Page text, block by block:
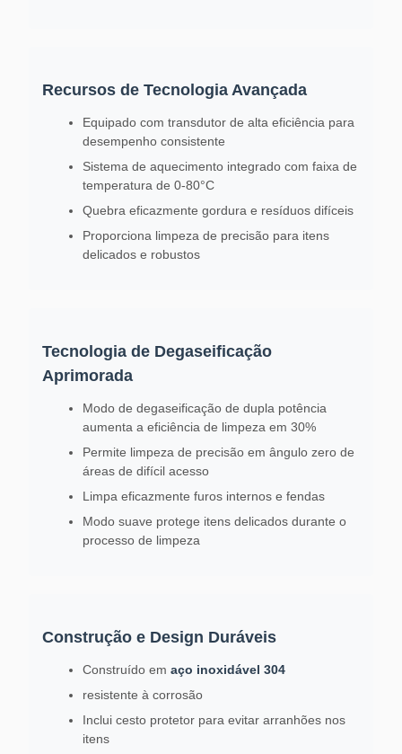
Recursos de Tecnologia Avançada
Equipado com transdutor de alta eficiência para
desempenho consistente
Sistema de aquecimento integrado com faixa de
temperatura de 0-80°C
Quebra eficazmente gordura e resíduos difíceis
Proporciona limpeza de precisão para itens
delicados e robustos
Tecnologia de Degaseificação
Aprimorada
Modo de degaseificação de dupla potência
aumenta a eficiência de limpeza em 30%
Permite limpeza de precisão em ângulo zero de
áreas de difícil acesso
Limpa eficazmente furos internos e fendas
Modo suave protege itens delicados durante o
processo de limpeza
Construção e Design Duráveis
Construído em aço inoxidável 304
resistente à corrosão
Inclui cesto protetor para evitar arranhões nos
itens